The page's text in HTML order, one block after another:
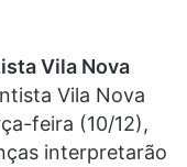
Vila Nova
Vila Nova
feira (10/12),
interpretarão